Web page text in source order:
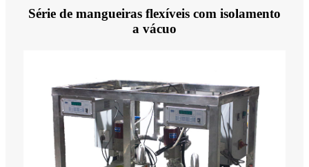
Série de mangueiras flexíveis com isolamento
a vácuo